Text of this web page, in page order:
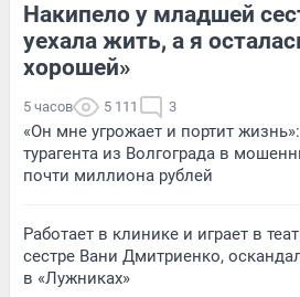
Накипело у младшей
уехала жить, а я
хорошей»
5 часов 5 111 3
«Он мне угрожает и портит
турагента из Волгограда в
почти миллиона рублей
Работает в клинике и играет в
сестре Вани Дмитриенко,
в «Лужниках»